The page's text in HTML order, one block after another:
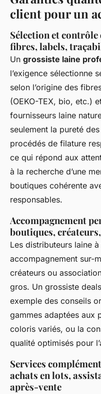
client pour un
Sélection et
fibres, labels,
Un grossiste laine
l’exigence sélectionne
selon l’origine des
(OEKO-TEX, bio, etc.)
fournisseurs laine
seulement la pureté
procédés de filature
ce qui répond aux
à la recherche d’une
boutiques cohérente
responsables.
Accompagnement
boutiques,
Les distributeurs laine
accompagnement sur-
créateurs ou
gros. Un grossiste
exemple des conseils
gammes adaptées aux
coloris variés, ou la
qualité optimisés pour
Services
achats en lots,
après-vente